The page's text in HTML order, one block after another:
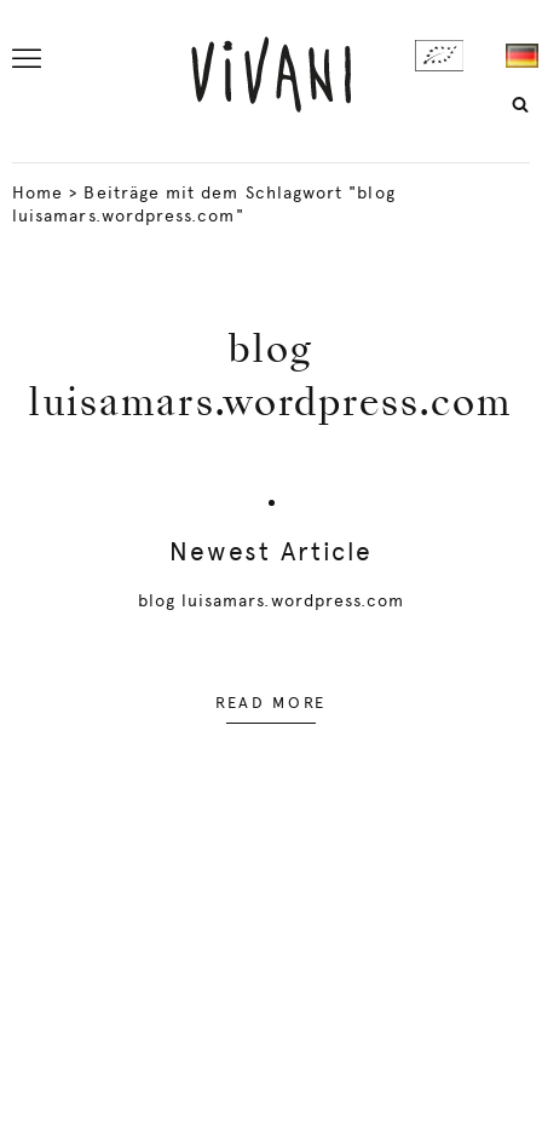
Home > Beiträge mit dem Schlagwort "blog
luisamars.wordpress.com"
blog
luisamars.wordpress.com
Newest Article
blog luisamars.wordpress.com
READ MORE